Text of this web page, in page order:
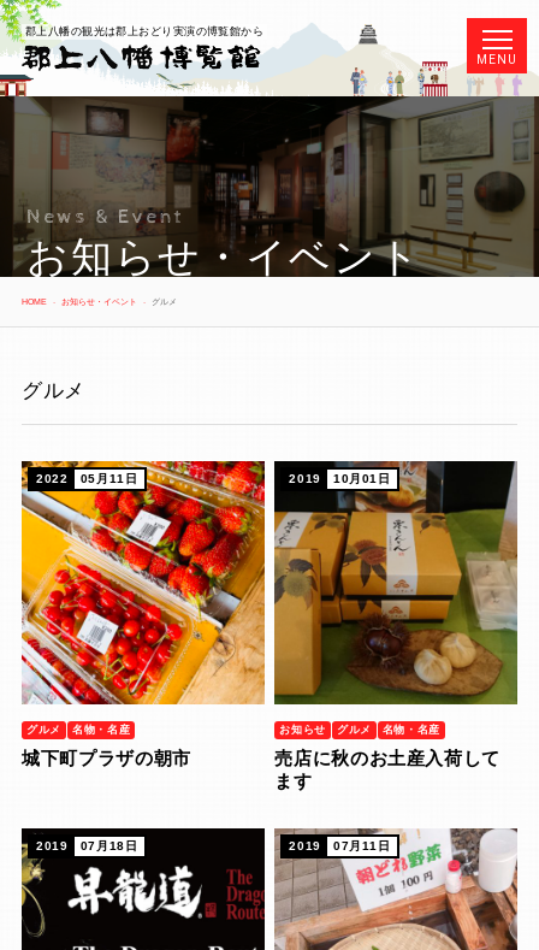
郡上八幡の観光は郡上おどり実演の博覧館から
News & Event
お知らせ・イベント
HOME お知らせ・イベント グルメ
グルメ
2022 05月11日
グルメ 名物・名産
城下町プラザの朝市
2019 10月01日
お知らせ グルメ 名物・名産
売店に秋のお土産入荷して
ます
2019 07月18日 2019 07月11日
MENU